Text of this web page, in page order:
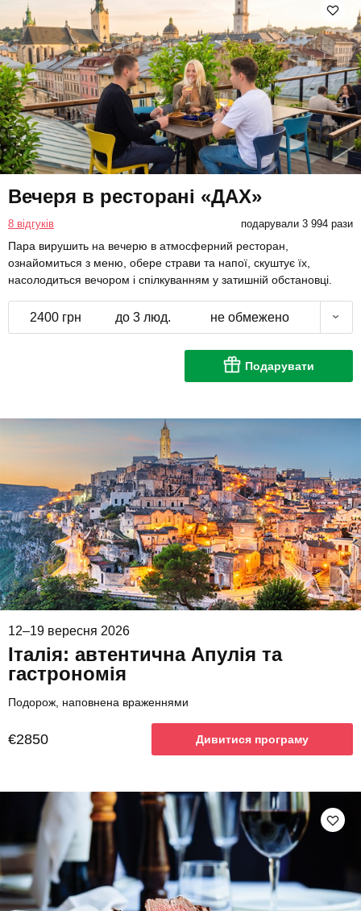
Вечеря в ресторані «ДАХ»
8 відгуків подарували 3 994 рази
Пара вирушить на вечерю в атмосферний ресторан,
ознайомиться з меню, обере страви та напої, скуштує їх,
насолодиться вечором і спілкуванням у затишній обстановці.
2400 грн до 3 люд. не обмежено
Подарувати
12–19 вересня 2026
Італія: автентична Апулія та
гастрономія
Подорож, наповнена враженнями
€2850 Дивитися програму